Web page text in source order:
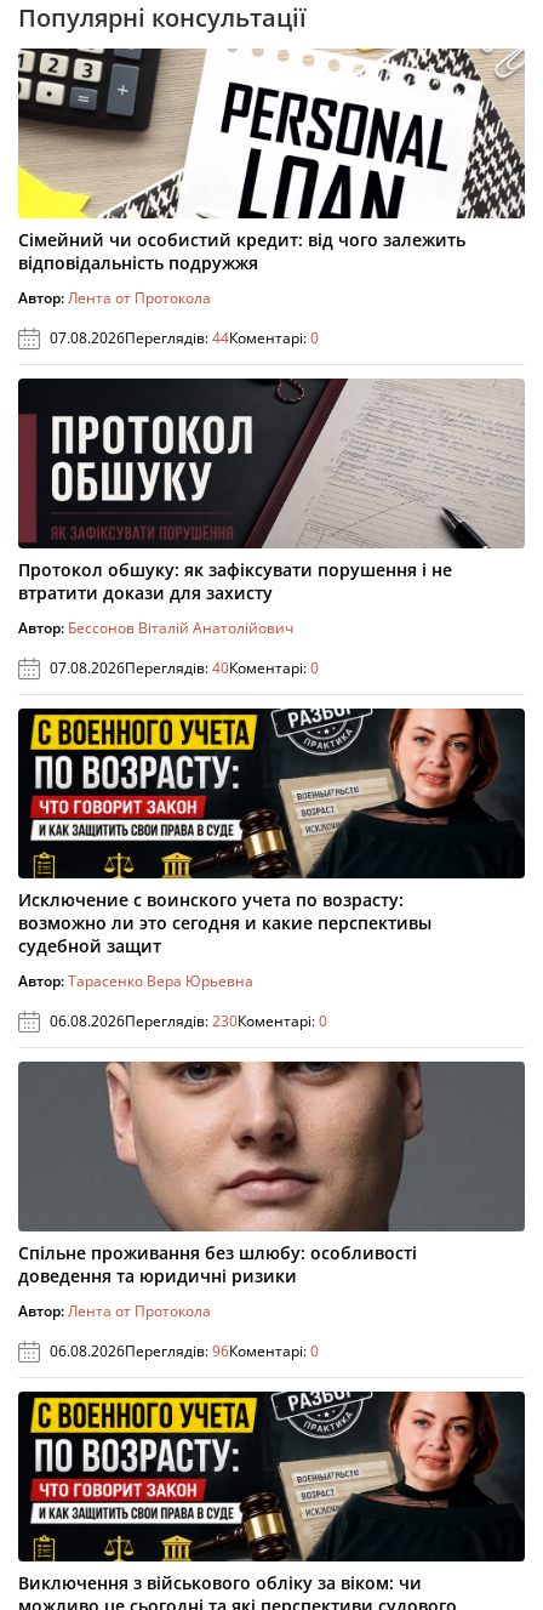
Популярні консультації
Сімейний чи особистий кредит: від чого залежить
відповідальність подружжя
Автор:Лента от Протокола
07.08.2026Переглядів:44Коментарі:0
Протокол обшуку: як зафіксувати порушення і не
втратити докази для захисту
Автор: Бессонов Віталій Анатолійович
07.08.2026Переглядів:40Коментарі:0
Исключение с воинского учета по возрасту:
возможно ли это сегодня и какие перспективы
судебной защит
Автор:Тарасенко Вера Юрьевна
06.08.2026Переглядів:230Коментарі:0
Спільне проживання без шлюбу: особливості
доведення та юридичні ризики
Автор:Лента от Протокола
06.08.2026Переглядів:96Коментарі:0
Виключення з військового обліку за віком: чи